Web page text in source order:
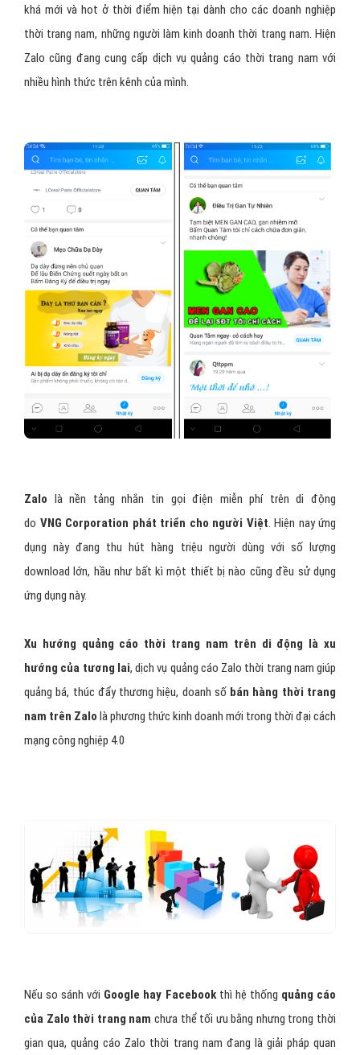
khá mới và hot ở thời điểm hiện tại dành cho các doanh nghiệp
thời trang nam, những người làm kinh doanh thời trang nam. Hiện
Zalo cũng đang cung cấp dịch vụ quảng cáo thời trang nam với
nhiều hình thức trên kênh của mình.
Zalo là nền tảng nhắn tin gọi điện miễn phí trên di động
do VNG Corporation phát triển cho người Việt. Hiện nay ứng
dụng này đang thu hút hàng triệu người dùng với số lượng
download lớn, hầu như bất kì một thiết bị nào cũng đều sử dụng
ứng dụng này.
Xu hướng quảng cáo thời trang nam trên di động là xu
hướng của tương lai, dịch vụ quảng cáo Zalo thời trang nam giúp
quảng bá, thúc đẩy thương hiệu, doanh số bán hàng thời trang
nam trên Zalo là phương thức kinh doanh mới trong thời đại cách
mạng công nghiệp 4.0
Nếu so sánh với Google hay Facebookthì hệ thống quảng cáo
của Zalo thời trang nam chưa thể tối ưu bằng nhưng trong thời
gian qua, quảng cáo Zalo thời trang nam đang là giải pháp quan